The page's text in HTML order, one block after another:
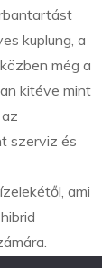
kuplung, a
még a
kitéve mint
szerviz és
ami